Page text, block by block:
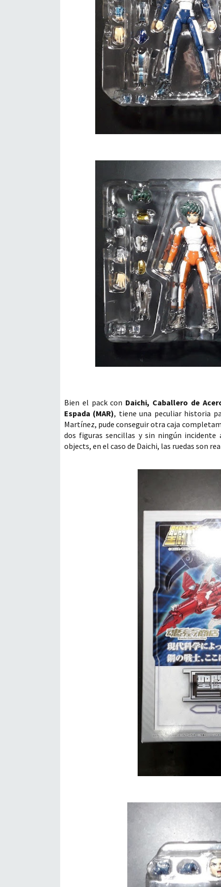
Bien el pack con Daichi, Caballero de
Espada (MAR), tiene una peculiar historia
Martínez, pude conseguir otra caja
dos figuras sencillas y sin ningún
objects, en el caso de Daichi, las ruedas son